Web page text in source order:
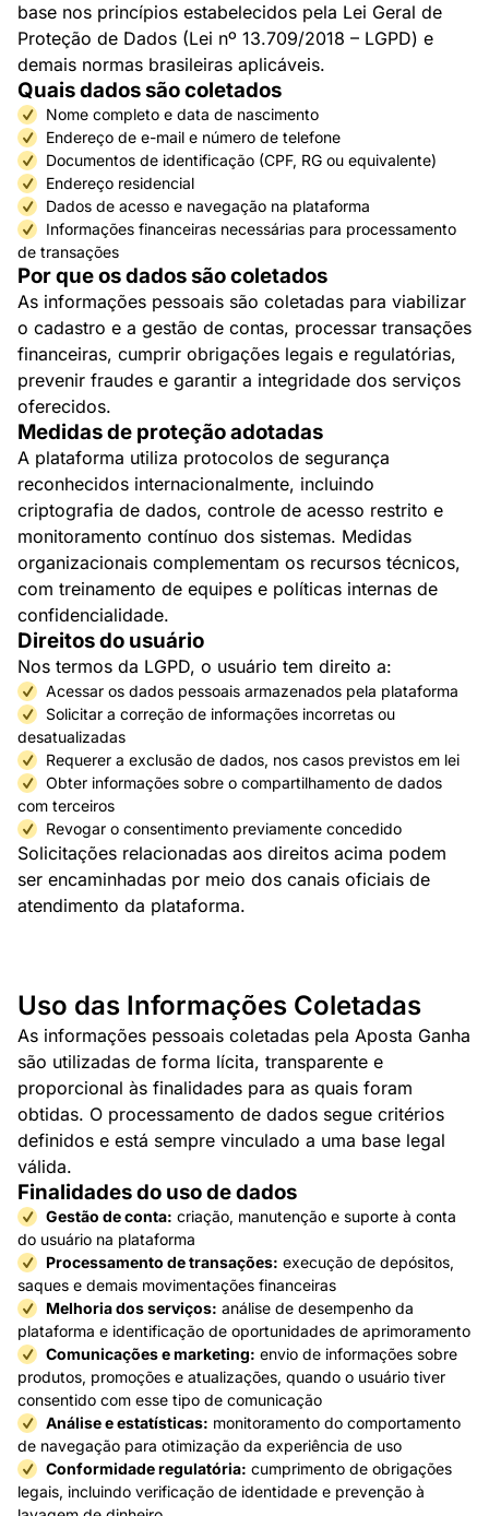
base nos princípios estabelecidos pela Lei Geral de
Proteção de Dados (Lei nº 13.709/2018 – LGPD) e
demais normas brasileiras aplicáveis.
Quais dados são coletados
Nome completo e data de nascimento
Endereço de e-mail e número de telefone
Documentos de identificação (CPF, RG ou equivalente)
Endereço residencial
Dados de acesso e navegação na plataforma
Informações financeiras necessárias para processamento
de transações
Por que os dados são coletados
As informações pessoais são coletadas para viabilizar
o cadastro e a gestão de contas, processar transações
financeiras, cumprir obrigações legais e regulatórias,
prevenir fraudes e garantir a integridade dos serviços
oferecidos.
Medidas de proteção adotadas
A plataforma utiliza protocolos de segurança
reconhecidos internacionalmente, incluindo
criptografia de dados, controle de acesso restrito e
monitoramento contínuo dos sistemas. Medidas
organizacionais complementam os recursos técnicos,
com treinamento de equipes e políticas internas de
confidencialidade.
Direitos do usuário
Nos termos da LGPD, o usuário tem direito a:
Acessar os dados pessoais armazenados pela plataforma
Solicitar a correção de informações incorretas ou
desatualizadas
Requerer a exclusão de dados, nos casos previstos em lei
Obter informações sobre o compartilhamento de dados
com terceiros
Revogar o consentimento previamente concedido
Solicitações relacionadas aos direitos acima podem
ser encaminhadas por meio dos canais oficiais de
atendimento da plataforma.
Uso das Informações Coletadas
As informações pessoais coletadas pela Aposta Ganha
são utilizadas de forma lícita, transparente e
proporcional às finalidades para as quais foram
obtidas. O processamento de dados segue critérios
definidos e está sempre vinculado a uma base legal
válida.
Finalidades do uso de dados
Gestão de conta: criação, manutenção e suporte à conta
do usuário na plataforma
Processamento de transações: execução de depósitos,
saques e demais movimentações financeiras
Melhoria dos serviços: análise de desempenho da
plataforma e identificação de oportunidades de aprimoramento
Comunicações e marketing: envio de informações sobre
produtos, promoções e atualizações, quando o usuário tiver
consentido com esse tipo de comunicação
Análise e estatísticas: monitoramento do comportamento
de navegação para otimização da experiência de uso
Conformidade regulatória: cumprimento de obrigações
legais, incluindo verificação de identidade e prevenção à